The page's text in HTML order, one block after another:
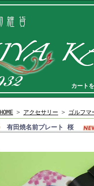
カート
HOME > アクセサリー > ゴルフマ
有田焼名前プレート 桜